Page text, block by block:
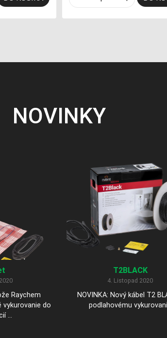
NOVINKY
Raychem
vykurovanie do
...
T2BLACK
4. Listopad 2020
NOVINKA: Nový kábel T2
podlahovému